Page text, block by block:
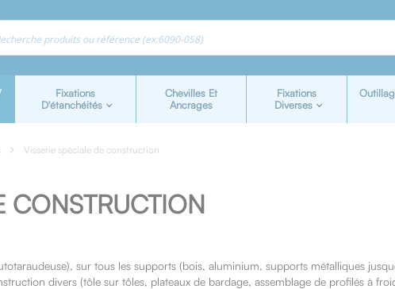
Fixations
D'étanchéités
Chevilles Et
Ancrages
Fixations
Diverses
Visserie spéciale de construction
CONSTRUCTION
sur tous les supports (bois, aluminium, supports métalliques
divers (tôle sur tôles, plateaux de bardage, assemblage de profilés à